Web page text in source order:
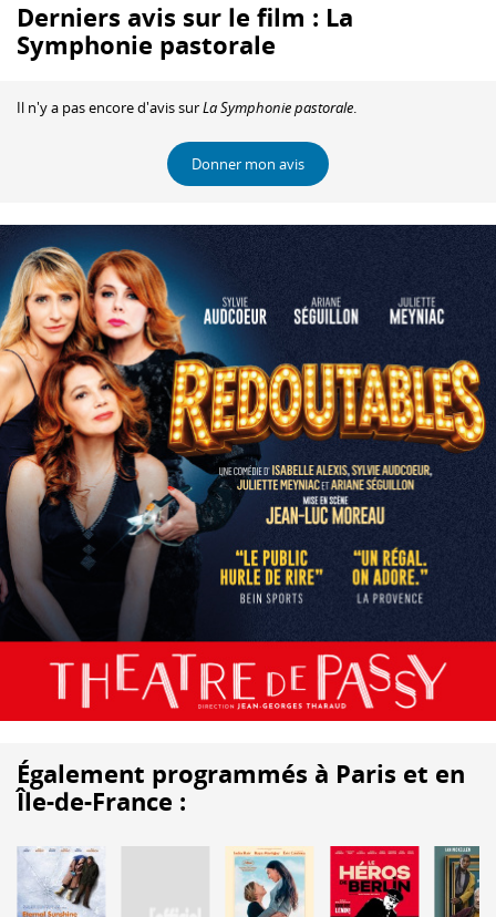
Derniers avis sur le film : La
Symphonie pastorale
Il n'y a pas encore d'avis surLa Symphonie pastorale.
Donner mon avis
Également programmés à Paris et en
Île-de-France :